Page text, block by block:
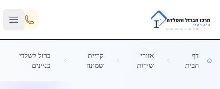
Skip to main content
דף
הבית
אזורי
שירות
קריית
שמונה
ברזל לשלדי
בניינים